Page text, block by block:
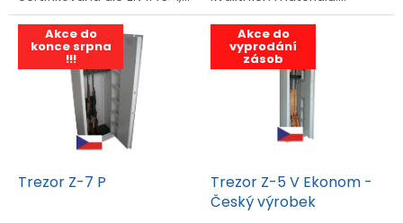
5
Akce do
konce srpna
!!!
Trezor Z-7 P
Akce do
vyprodání
zásob
Trezor Z-5 V Ekonom -
Český výrobek